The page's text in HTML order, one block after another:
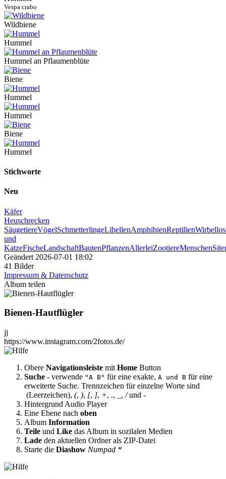
Vespa crabo
Wildbiene
Hummel
Hummel an Pflaumenblüte
Biene
Hummel
Hummel
Biene
Hummel
Stichworte
Neu
Käfer
Heuschrecken
SäugetiereVögelSchmetterlingeLibellenAmphibienReptilien
und
KatzeFischeLandschaftBautenPflanzenAllerleiZootiereMenschen
Geändert 2026-07-01 18:02
41 Bilder
Impressum & Datenschutz
Album teilen
Bienen-Hautflügler
jj
https://www.instagram.com/2fotos.de/
Obere Navigationsleiste mit Home Button
Suche - verwende "A B" für eine exakte, A und B für eine
erweiterte Suche. Trennzeichen für einzelne Worte sind
(Leerzeichen), (, ), [, ], +, ., , /und -
Hintergrund Audio Player
Eine Ebene nach oben
Album Information
Teile und Like das Album in sozilalen Medien
Lade den aktuellen Ordner als ZIP-Datei
Starte die Diashow Numpad *